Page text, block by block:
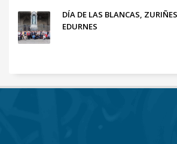
DÍA DE LAS BLANCAS,
EDURNES